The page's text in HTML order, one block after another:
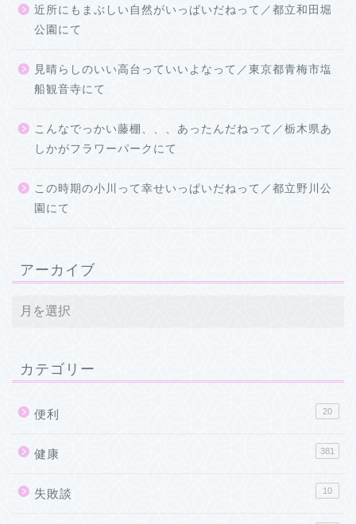
近所にもまぶしい自然がいっぱいだねって／都立和田堀
公園にて
見晴らしのいい高台っていいよなって／東京都青梅市塩
船観音寺にて
こんなでっかい藤棚、、、あったんだねって／栃木県あ
しかがフラワーパークにて
この時期の小川って幸せいっぱいだねって／都立野川公
園にて
アーカイブ
カテゴリー
便利 20
健康 381
失敗談 10